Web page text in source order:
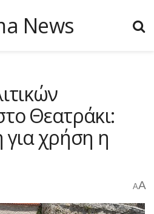
Θεατράκι:
για χρήση η
AA